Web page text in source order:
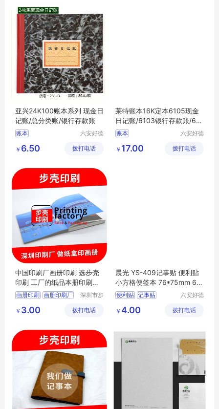
亚兴24K100账本系列 现金日
记账/总分类账/银行存款账
账本
六安好德
公司
￥ 6.50 拨打电话
莱特账本16K定本6105现金
日记账/6103银行存款账/610
1总分类账
账本
六安好德
公司
￥ 17.00 拨打电话
中国印刷厂画册印刷 选步壳
印刷 工厂的纸品本册印刷公
司
画册印刷 画册印刷厂
纸品本册印刷公司
深圳市步
限公司
￥ 3.00 拨打电话
晨光 YS-409记事贴 便利贴
小方格便签本 76*75mm 60
页/本
便利贴 记事贴
六安好德
公司
￥ 4.00 拨打电话